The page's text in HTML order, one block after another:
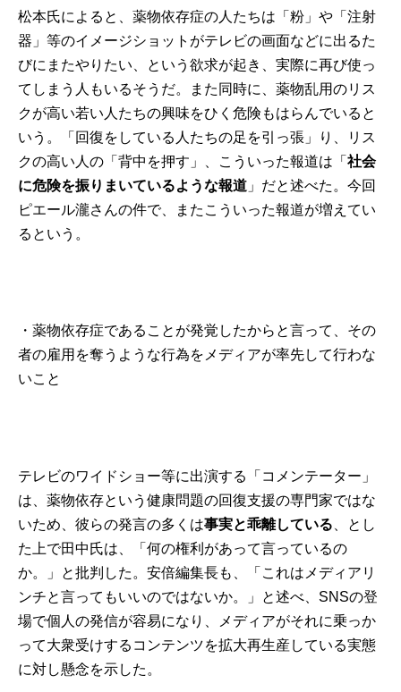
松本氏によると、薬物依存症の人たちは「粉」や「注射
器」等のイメージショットがテレビの画面などに出るた
びにまたやりたい、という欲求が起き、実際に再び使っ
てしまう人もいるそうだ。また同時に、薬物乱用のリス
クが高い若い人たちの興味をひく危険もはらんでいると
いう。「回復をしている人たちの足を引っ張」り、リス
クの高い人の「背中を押す」、こういった報道は「社会
に危険を振りまいているような報道 」だと述べた。今回
ピエール瀧さんの件で、またこういった報道が増えてい
るという。
・薬物依存症であることが発覚したからと言って、その
者の雇用を奪うような行為をメディアが率先して行わな
いこと
テレビのワイドショー等に出演する「コメンテーター」
は、薬物依存という健康問題の回復支援の専門家ではな
いため、彼らの発言の多くは事実と乖離している 、とし
た上で田中氏は、「何の権利があって言っているの
か。」と批判した。安倍編集長も、「これはメディアリ
ンチと言ってもいいのではないか。」と述べ、SNSの登
場で個人の発信が容易になり、メディアがそれに乗っか
って大衆受けするコンテンツを拡大再生産している実態
に対し懸念を示した。